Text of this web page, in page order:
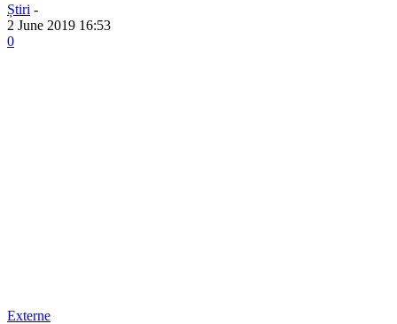
Știri -
2 June 2019 16:53
0
Externe